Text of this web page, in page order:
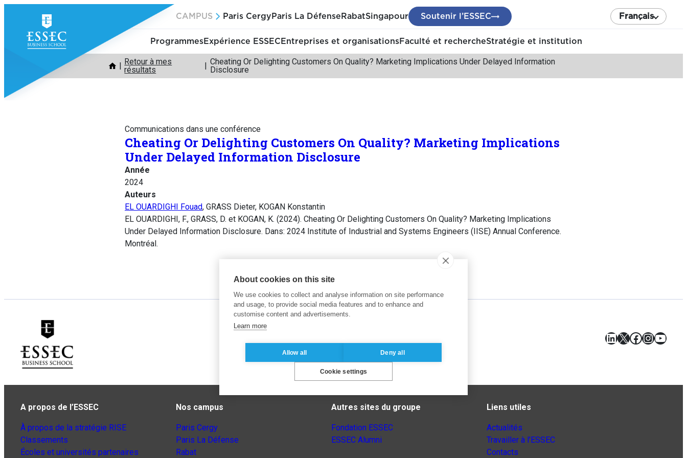
contenu
CAMPUS Paris Cergy Paris La Défense RabatSingapour Soutenir l’ESSEC Français
ProgrammesExpérience ESSEC Entreprises et organisationsFaculté et rechercheStratégie et institution
Retour à mes
résultats
Cheating Or Delighting Customers On Quality? Marketing Implications Under Delayed Information
Disclosure
Communications dans une conférence
Cheating Or Delighting Customers On Quality? Marketing Implications
Under Delayed Information Disclosure
Année
2024
Auteurs
EL OUARDIGHI Fouad, GRASS Dieter, KOGAN Konstantin
EL OUARDIGHI, F., GRASS, D. et KOGAN, K. (2024). Cheating Or Delighting Customers On Quality? Marketing Implications
Under Delayed Information Disclosure. Dans: 2024 Institute of Industrial and Systems Engineers (IISE) Annual Conference.
Montréal.
LinkedIn
X Facebook
A propos de l’ESSEC
À propos de la stratégie RISE
Classements
Écoles et universités partenaires
Nos campus
Paris Cergy
Paris La Défense
Rabat
Autres sites du groupe
Fondation ESSEC
ESSEC Alumni
Liens utiles
Actualités
Travailler à l’ESSEC
Contacts
About cookies on this site
We use cookies to collect and analyse information on site performance
and usage, to provide social media features and to enhance and
customise content and advertisements.
Learn more
Allow all Deny all
Cookie settings